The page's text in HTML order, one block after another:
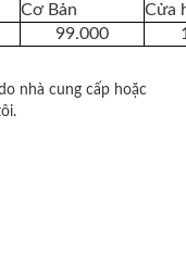
Cơ Bản
Cửa
99.000
nhà cung cấp hoặc